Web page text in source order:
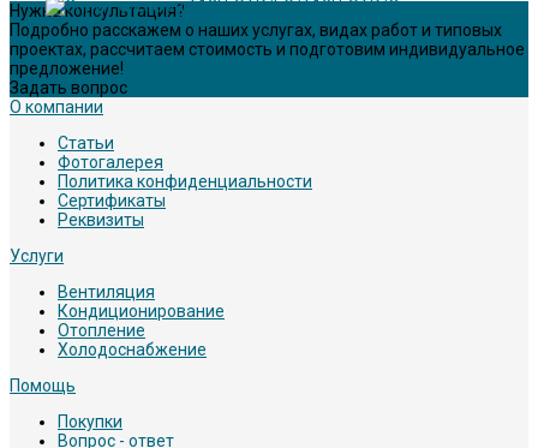
Нужна консультация?
Подробно расскажем о наших услугах, видах работ и типовых
проектах, рассчитаем стоимость и подготовим индивидуальное
предложение!
Задать вопрос
О компании
Статьи
Фотогалерея
Политика конфиденциальности
Сертификаты
Реквизиты
Услуги
Вентиляция
Кондиционирование
Отопление
Холодоснабжение
Помощь
Покупки
Вопрос - ответ